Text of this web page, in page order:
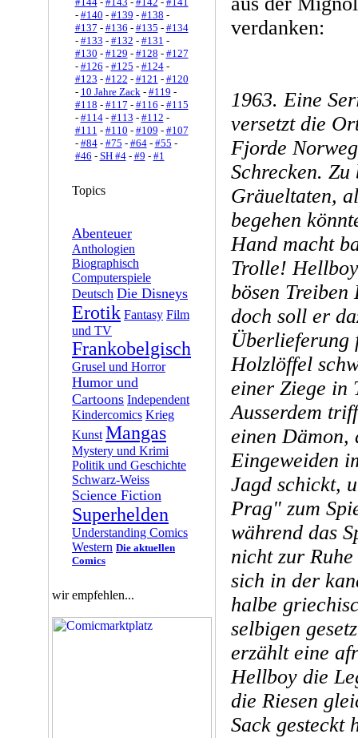
- #140 - #139 - #138 -
#137 - #136 - #135 - #134
- #133 - #132 - #131 -
#130 - #129 - #128 - #127
- #126 - #125 - #124-
#123 - #122 - #121 - #120
- 10 Jahre Zack- #119 -
#118 - #117 - #116 - #115
- #114- #113 - #112 -
#111 - #110 - #109 - #107
- #84- #75 - #64- #55 -
#46 - SH #4- #9 - #1
Topics
Abenteuer
Anthologien
Biographisch
Computerspiele
Deutsch Die Disneys
Erotik Fantasy Film
und TV
Frankobelgisch
Grusel und Horror
Humor und
Cartoons Independent
Kindercomics Krieg
Kunst Mangas
Mystery und Krimi
Politik und Geschichte
Schwarz-Weiss
Science Fiction
Superhelden
Understanding Comics
Western Die aktuellen
Comics
wir empfehlen...
verdanken:
1963. Eine
versetzt die
Fjorde
Schrecken.
Gräueltaten,
begehen
Hand macht
Trolle!
bösen
doch soll er
Überlieferung
Holzlöffel
einer Ziege
Ausserdem
einen Dämon,
Eingeweiden
Jagd schickt,
Prag" zum
während das
nicht zur
sich in der
halbe
selbigen
erzählt eine
Hellboy die
die Riesen
Sack gesteckt